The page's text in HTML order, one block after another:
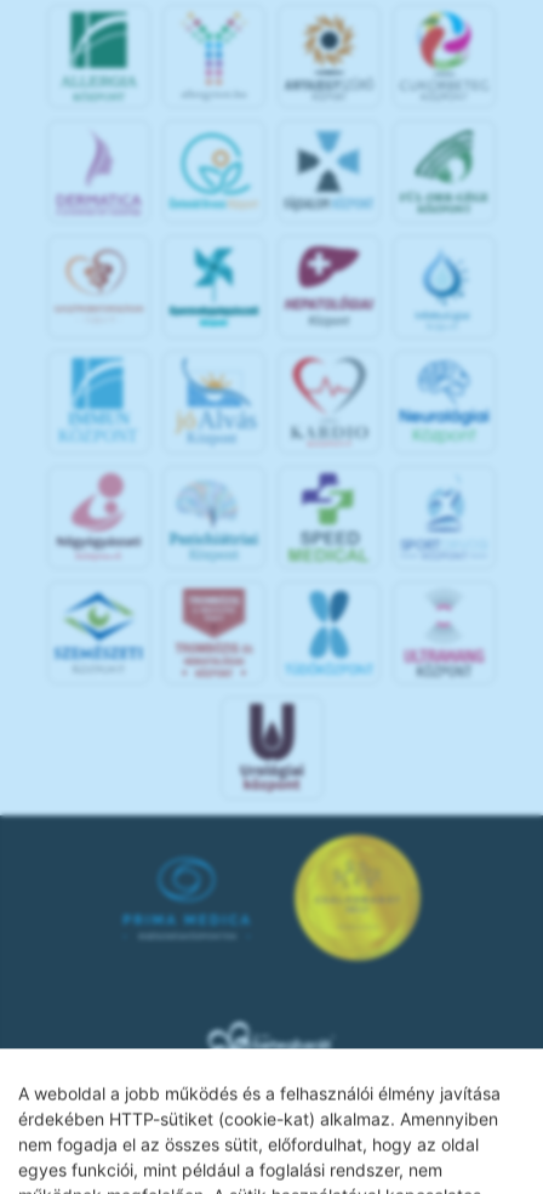
A weboldal a jobb működés és a felhasználói élmény javítása
érdekében HTTP-sütiket (cookie-kat) alkalmaz. Amennyiben
nem fogadja el az összes sütit, előfordulhat, hogy az oldal
egyes funkciói, mint például a foglalási rendszer, nem
IMMUN
KÖZPONT
jó Alvás
Központ
SPOR
Adatkezelési tájékoztató